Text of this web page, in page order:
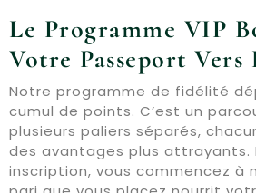
Le Programme VIP
Votre Passeport Vers
Notre programme de fidélité
cumul de points. C’est un
plusieurs paliers séparés,
des avantages plus attrayants.
inscription, vous commencez à